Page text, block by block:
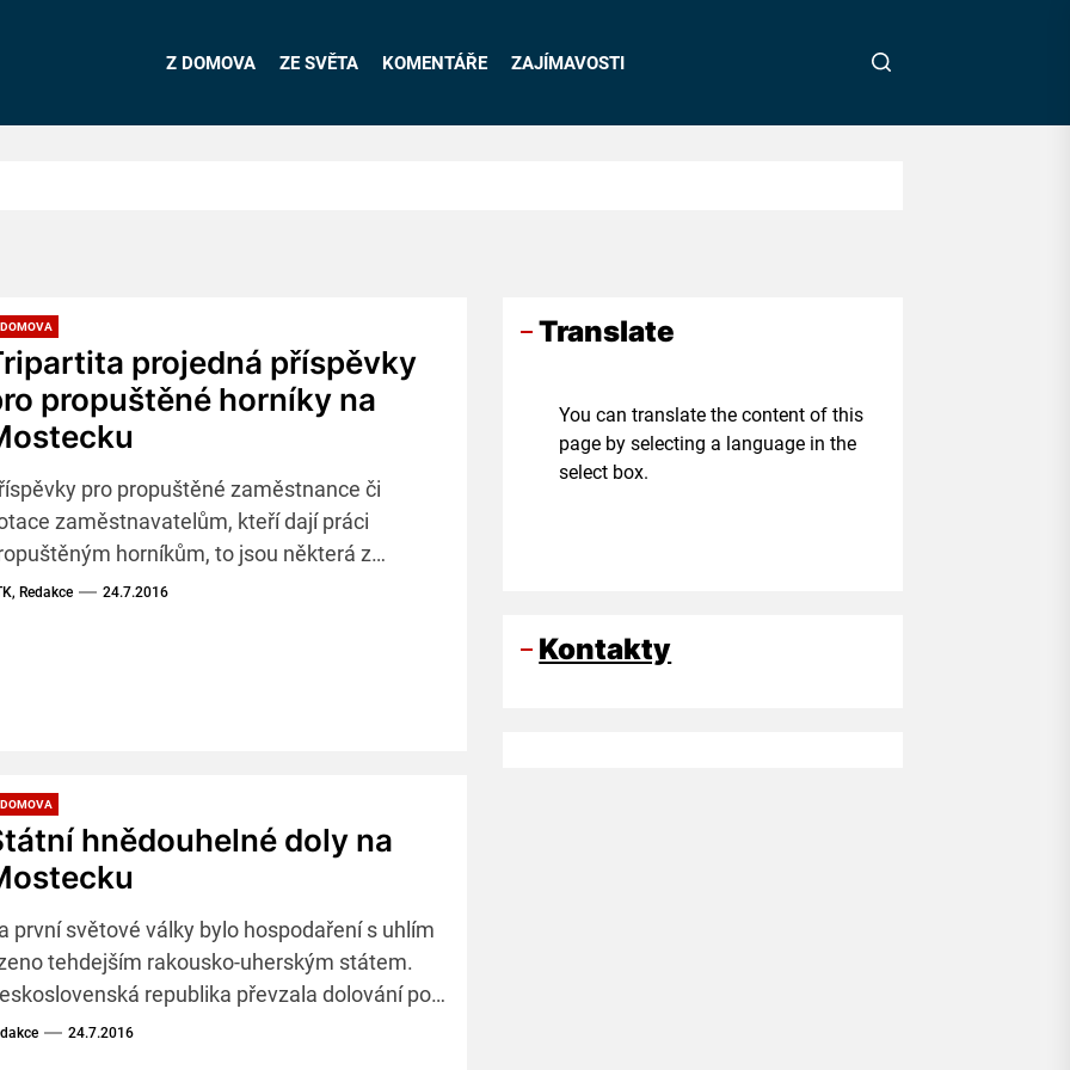
Z DOMOVA ZE SVĚTA KOMENTÁŘE ZAJÍMAVOSTI
projedná příspěvky
propuštěné horníky na
pro propuštěné zaměstnance či
zaměstnavatelům, kteří dají práci
horníkům, to jsou některá z
která pro příští roky navrhuje
Redakce 24.7.2016
hnědouhelné doly na
první světové války bylo hospodaření s uhlím
tehdejším rakousko-uherským státem.
republika převzala dolování po
rakousko-uherském státu
24.7.2016
Translate
You can translate the content of this
page by selecting a language in the
select box.
Kontakty